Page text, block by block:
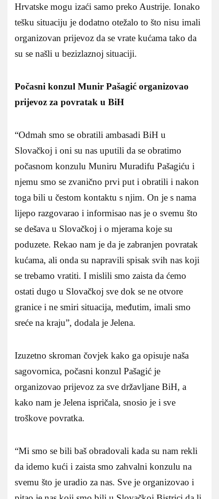
Hrvatske mogu izaći samo preko Austrije. Ionako
tešku situaciju je dodatno otežalo to što nisu imali
organizovan prijevoz da se vrate kućama tako da
su se našli u bezizlaznoj situaciji.
Počasni konzul Munir Pašagić organizovao
prijevoz za povratak u BiH
“Odmah smo se obratili ambasadi BiH u
Slovačkoj i oni su nas uputili da se obratimo
počasnom konzulu Muniru Muradifu Pašagiću i
njemu smo se zvanično prvi put i obratili i nakon
toga bili u čestom kontaktu s njim. On je s nama
lijepo razgovarao i informisao nas je o svemu što
se dešava u Slovačkoj i o mjerama koje su
poduzete. Rekao nam je da je zabranjen povratak
kućama, ali onda su napravili spisak svih nas koji
se trebamo vratiti. I mislili smo zaista da ćemo
ostati dugo u Slovačkoj sve dok se ne otvore
granice i ne smiri situacija, međutim, imali smo
sreće na kraju”, dodala je Jelena.
Izuzetno skroman čovjek kako ga opisuje naša
sagovornica, počasni konzul Pašagić je
organizovao prijevoz za sve državljane BiH, a
kako nam je Jelena ispričala, snosio je i sve
troškove povratka.
“Mi smo se bili baš obradovali kada su nam rekli
da idemo kući i zaista smo zahvalni konzulu na
svemu što je uradio za nas. Sve je organizovao i